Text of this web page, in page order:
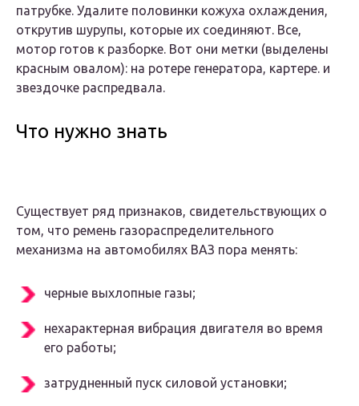
патрубке. Удалите половинки кожуха охлаждения,
открутив шурупы, которые их соединяют. Все,
мотор готов к разборке. Вот они метки (выделены
красным овалом): на ротере генератора, картере. и
звездочке распредвала.
Что нужно знать
Существует ряд признаков, свидетельствующих о
том, что ремень газораспределительного
механизма на автомобилях ВАЗ пора менять:
черные выхлопные газы;
нехарактерная вибрация двигателя во время
его работы;
затрудненный пуск силовой установки;